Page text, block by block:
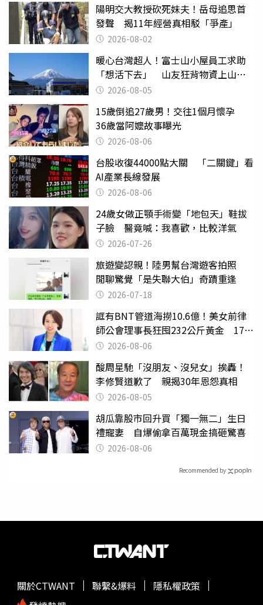
陽明交大教授砍死妹夫！岳母追思首
發聲 揭11年經營真相駁「爭產」
2026-08-02
暖心台灣超人！富士山小屋員工求助
「想活下去」 山友狂背物資上山：
台灣真的是寶島
2026-08-05
15歲倒追27歲男！交往1個月懷孕
36歲當阿嬤故事曝光
2026-08-06
台股收復44000點大關 「二關鍵」看
AI產業長線發展
2026-08-06
24歲女做正顎手術變「地包天」鞋拔
子臉 醫竟喊：我喜歡，比較洋氣
2026-07-26
旅遊變認親！陸男幫台灣遊客拍照
閒聊驚覺「是失聯大伯」奇蹟重逢
2026-07-18
誆有BNT管道海撈10.6億！美女前律
師公會理事長狂囤232公斤黃金 17人
遭起訴
2026-08-06
酸周星馳「沒朋友、沒兒女」挨轟！
李修賢道歉了 親揭30年恩怨真相
2026-08-05
胡瓜靠股市回升買「獨一無二」生日
禮寵妻 自爆偷拿百萬現金搞砸驚喜
2026-08-06
Recommended by
關於CTWANT 聯繫&爆料
隱私權政策